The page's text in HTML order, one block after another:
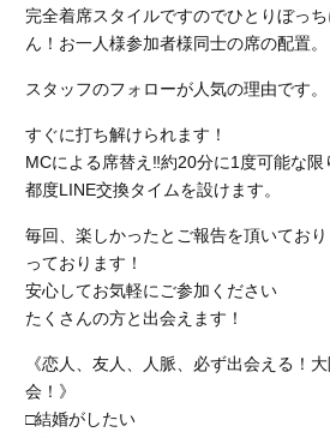
完全着席スタイルですのでひとりぼっ
ん！お一人様参加者様同士の席の配置。
スタッフのフォローが人気の理由です。
すぐに打ち解けられます！
MCによる席替え‼︎約20分に1度可能な限
都度LINE交換タイムを設けます。
毎回、楽しかったとご報告を頂いてお
っております！
安心してお気軽にご参加ください
たくさんの方と出会えます！
《恋人、友人、人脈、必ず出会える！
会！》
□結婚がしたい